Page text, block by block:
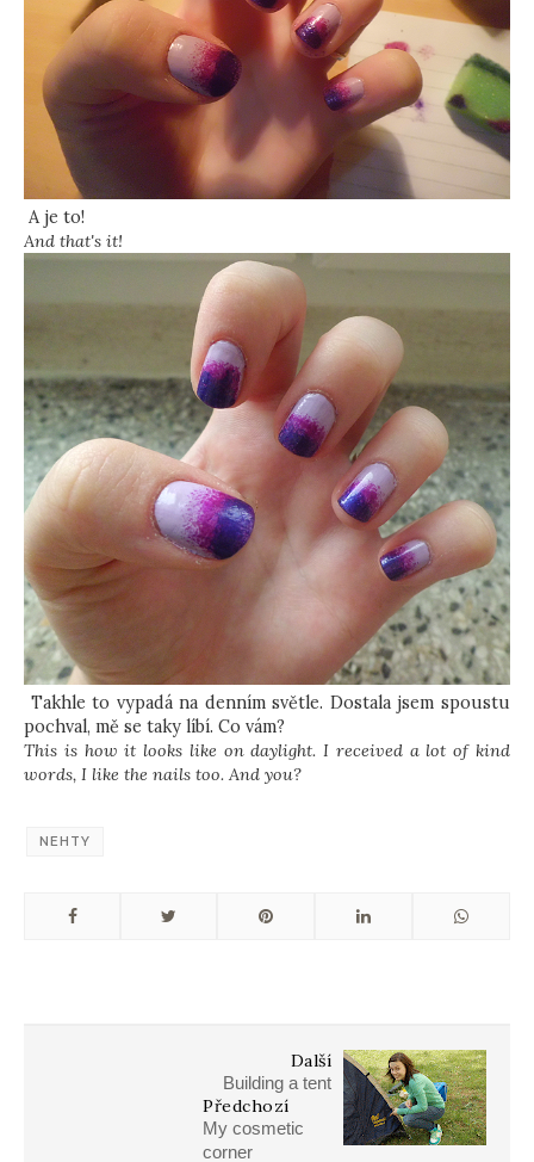
A je to!
And that's it!
Takhle to vypadá na denním světle. Dostala jsem spoustu
pochval, mě se taky líbí. Co vám?
This is how it looks like on daylight. I received a lot of kind
words, I like the nails too. And you?
NEHTY
Další
Building a tent
Předchozí
My cosmetic
corner